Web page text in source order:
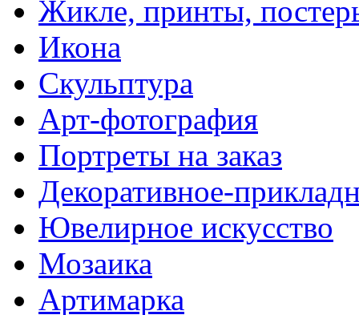
Жикле, принты,
Икона
Скульптура
Арт-фотография
Портреты на заказ
Декоративное-
Ювелирное искусство
Мозаика
Артимарка